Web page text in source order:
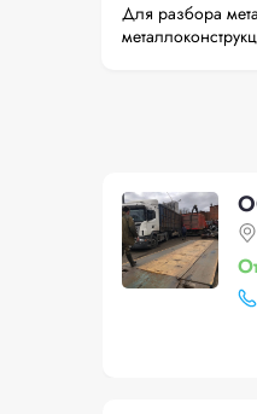
Для разбора